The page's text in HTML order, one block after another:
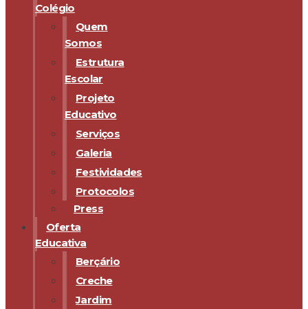
Colégio
Quem
Somos
Estrutura
Escolar
Projeto
Educativo
Serviços
Galeria
Festividades
Protocolos
Press
Oferta
Educativa
Berçário
Creche
Jardim